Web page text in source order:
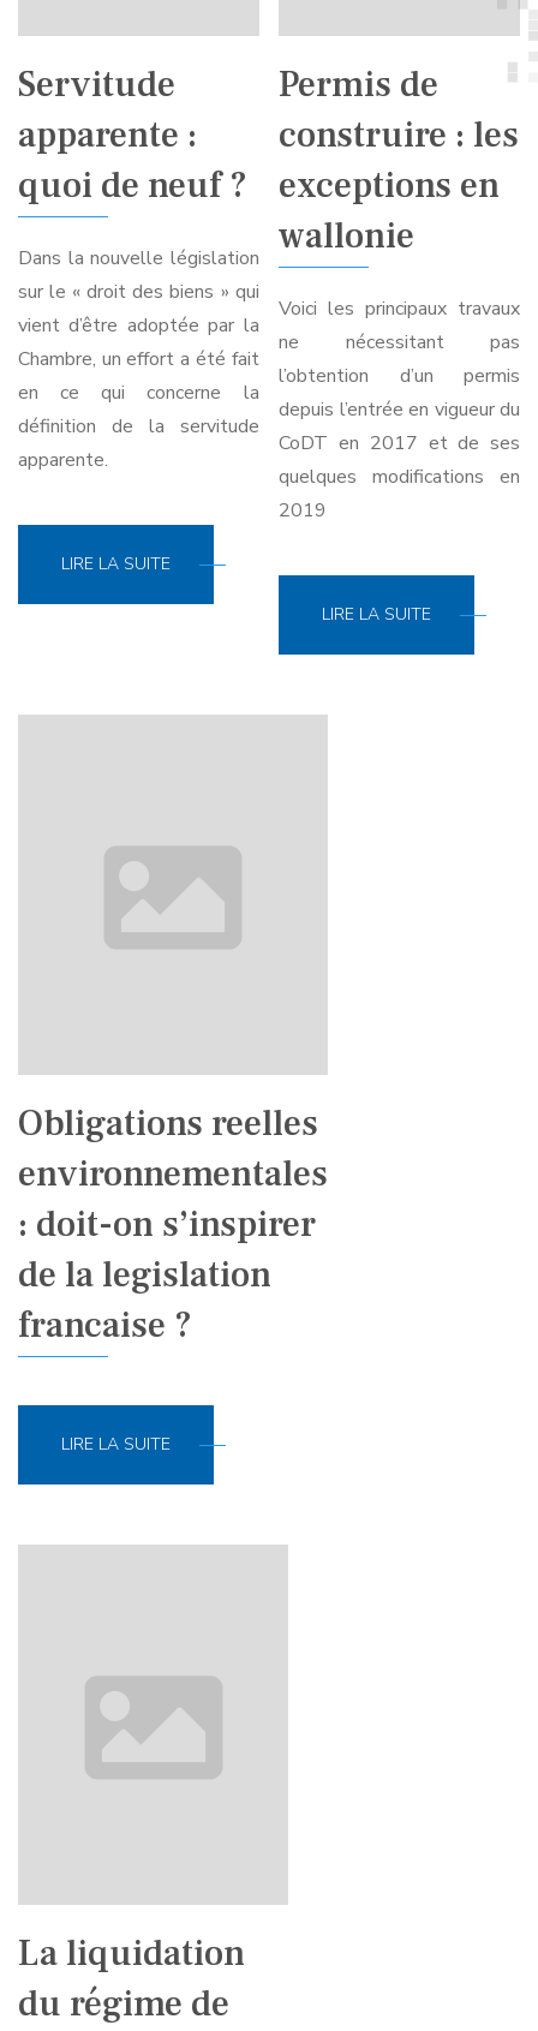
Servitude
apparente :
quoi de neuf ?
Dans la nouvelle législation
sur le « droit des biens » qui
vient d’être adoptée par la
Chambre, un effort a été fait
en ce qui concerne la
définition de la servitude
apparente.
LIRE LA SUITE
Permis de
construire : les
exceptions en
wallonie
Voici les principaux travaux
ne nécessitant pas
l’obtention d’un permis
depuis l’entrée en vigueur du
CoDT en 2017 et de ses
quelques modifications en
2019
LIRE LA SUITE
Obligations reelles
environnementales
: doit-on s’inspirer
de la legislation
francaise ?
LIRE LA SUITE
La liquidation
du régime de